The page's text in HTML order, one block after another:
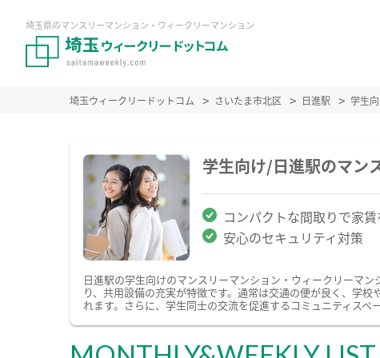
埼玉県のマンスリーマンション・ウィークリーマンション
埼玉ウィークリードットコム さいたま市北区 日進駅 学生
学生向け/日進駅のマン
コンパクトな間取りで家
安心のセキュリティ対策
日進駅の学生向けのマンスリーマンション・ウィークリーマ
り、共用設備の充実が特徴です。通常は交通の便が良く、学
れます。さらに、学生同士の交流を促進するコミュニティスペ